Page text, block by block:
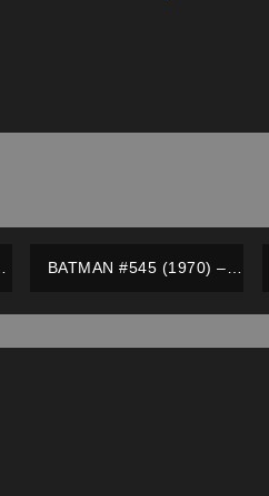
BATMAN #545 (1970) –